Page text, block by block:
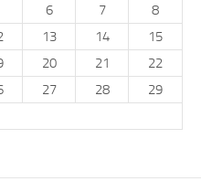
6 7
8
13 14
15
20 21
22
27 28
29